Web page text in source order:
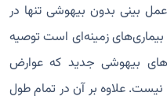
بینی بدون بیهوشی تنها در
زمینه‌ای است توصیه
بیهوشی جدید که عوارض
نیست. علاوه بر آن در تمام طول